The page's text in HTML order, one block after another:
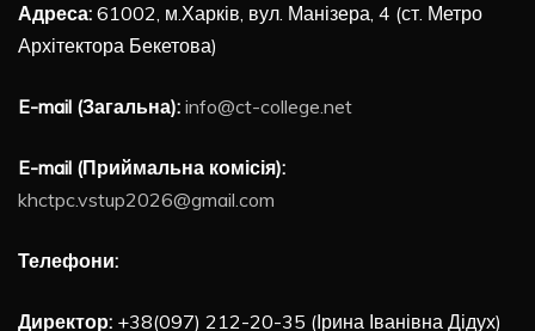
Адреса: 61002, м.Харків, вул. Манізера, 4 (ст. Метро
Архітектора Бекетова)
E-mail (Загальна): info@ct-college.net
E-mail (Приймальна комісія):
khctpc.vstup2026@gmail.com
Телефони:
Директор: +38(097) 212-20-35 (Ірина Іванівна Дідух)